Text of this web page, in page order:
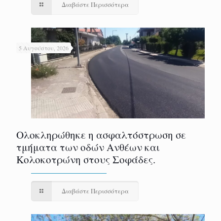
Διαβάστε Περισσότερα
5 Αυγούστου, 2026
Ολοκληρώθηκε η ασφαλτόστρωση σε
τμήματα των οδών Ανθέων και
Κολοκοτρώνη στους Σοφάδες.
Διαβάστε Περισσότερα